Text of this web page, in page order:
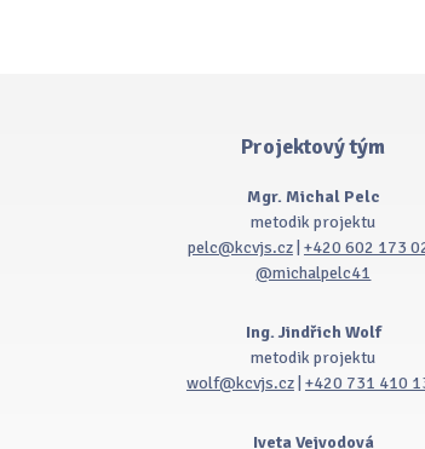
Projektový tým
Mgr. Michal Pelc
metodik projektu
pelc@kcvjs.cz| +420 602 173
@michalpelc41
Ing. Jindřich Wolf
metodik projektu
wolf@kcvjs.cz| +420 731 410
Iveta Vejvodová